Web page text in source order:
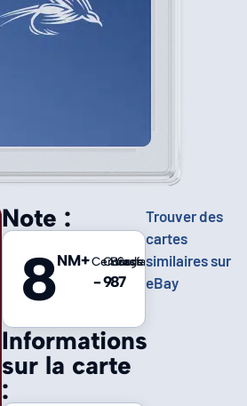
Informations
sur la carte
:
Note :
8NM+Centrage
-
Coins
9
Bords
8
Surface
7
Trouver des
cartes
similaires sur
eBay